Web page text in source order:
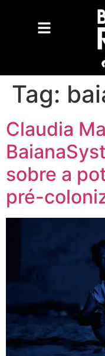
Tag:
Claudia
sobre a
pré-